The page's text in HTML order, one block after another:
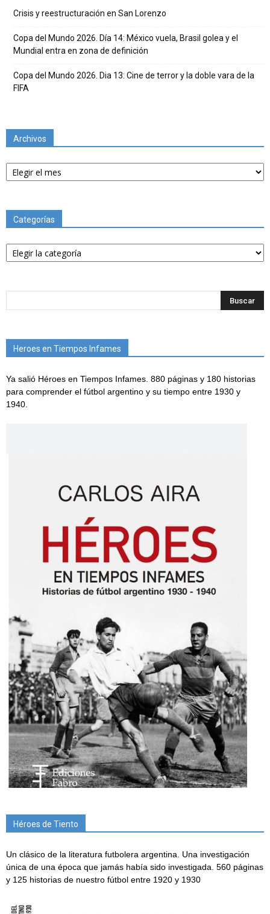
Crisis y reestructuración en San Lorenzo
Copa del Mundo 2026. Día 14: México vuela, Brasil golea y el
Mundial entra en zona de definición
Copa del Mundo 2026. Dia 13: Cine de terror y la doble vara de la
FIFA
Archivos
Archivos
Categorías
Categorías
Heroes en Tiempos Infames
Ya salió Héroes en Tiempos Infames. 880 páginas y 180 historias
para comprender el fútbol argentino y su tiempo entre 1930 y
1940.
Héroes de Tiento
Un clásico de la literatura futbolera argentina. Una investigación
única de una época que jamás había sido investigada. 560 páginas
y 125 historias de nuestro fútbol entre 1920 y 1930